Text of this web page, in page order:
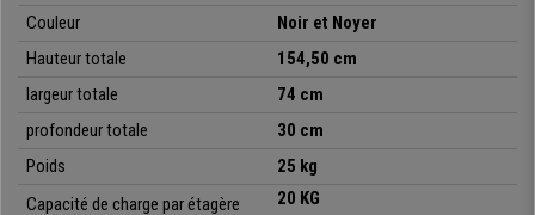
Donnez du caractère et de la personnalitéà tous vos espaces
d’ameublement. Que ce soit dans votre bureau, dans votre salle d'attente,
meuble de style industriel
. Aucun détail n'a été laissé au hasard car elle
est également fournie
avec un kit pour la fixer au mur
De plus, la bibliothèque est égalementéquipée de pieds réglables
de pouvoir la mettre à niveau si la surface d'appui est inégale Tous les
Couleur
Noir et Noyer
Hauteur totale
154,50 cm
largeur totale
74 cm
profondeur totale
30 cm
Poids
25 kg
Capacité de charge par étagère
20 KG